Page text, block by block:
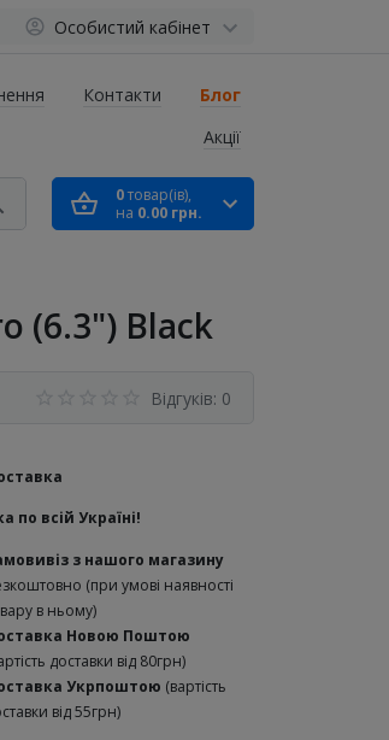
Особистий кабінет
Контакти
Блог
Акції
0товар(ів),
на 0.00 грн.
(6.3") Black
Відгуків: 0
по всій Україні!
з нашого магазину
(при умові наявності
в ньому)
Новою Поштою
доставки від 80грн)
Укрпоштою (вартість
від 55грн)